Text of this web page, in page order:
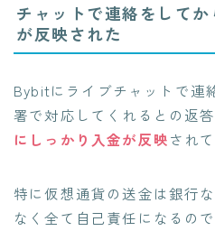
チャットで連絡をして
が反映された
Bybitにライブチャットで連
署で対応してくれるとの返
にしっかり入金が反映され
特に仮想通貨の送金は銀行
なく全て自己責任になるの